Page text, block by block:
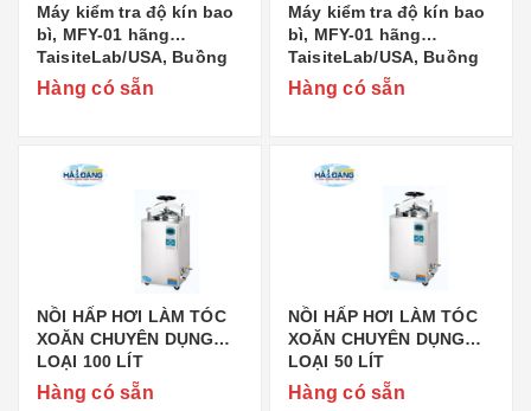
Máy kiểm tra độ kín bao
bì, MFY-01 hãng
TaisiteLab/USA, Buồng
460 x 330mm
Hàng có sẵn
Máy kiểm tra độ kín bao
bì, MFY-01 hãng
TaisiteLab/USA, Buồng
360 x 585mm
Hàng có sẵn
NỒI HẤP HƠI LÀM TÓC
XOĂN CHUYÊN DỤNG
LOẠI 100 LÍT
Hàng có sẵn
NỒI HẤP HƠI LÀM TÓC
XOĂN CHUYÊN DỤNG
LOẠI 50 LÍT
Hàng có sẵn